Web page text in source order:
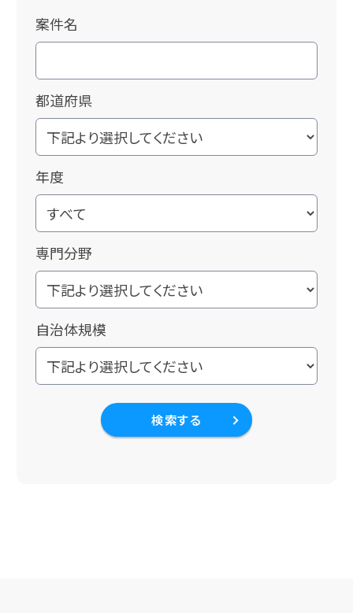
案件名
都道府県
年度
専門分野
自治体規模
検索する